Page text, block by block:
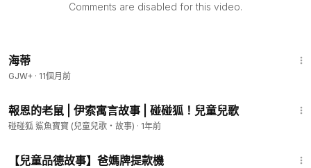
認識自然花卉還能做美麗的飾品，來一堂好玩又富教育意義的自
【訓練達成目標】
專注力
小肌肉發展
原文連結： https://ntdfriends.cc/XDiJl
新唐人之友【謙老師與蘋果妹】https://bit.ly/3Sgo0NH
Comments are disabled for this video.
海蒂
GJW+ · 11個月前
報恩的老鼠 | 伊索寓言故事 | 碰碰狐！兒童兒歌
碰碰狐 鯊魚寶寶 (兒童兒歌・故事) · 1年前
【兒童品德故事】爸媽牌提款機